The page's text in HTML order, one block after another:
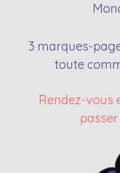
3 marques-
toute
Rendez-vous